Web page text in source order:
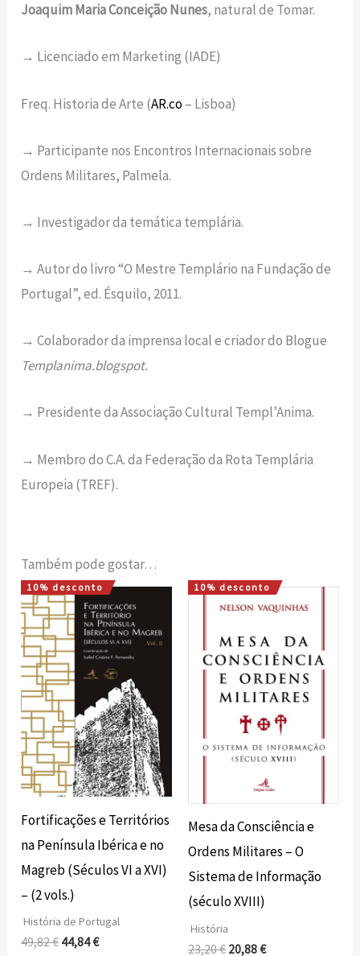
Joaquim Maria Conceição Nunes, natural de Tomar.
→ Licenciado em Marketing (IADE)
Freq. Historia de Arte (AR.co– Lisboa)
→ Participante nos Encontros In­ternacionais sobre
Ordens Mili­tares, Palmela.
→ Investigador da temática templária.
→ Autor do livro “O Mestre Templá­rio na Fundação de
Portugal”, ed. Ésquilo, 2011.
→ Colaborador da imprensa local e criador do Blogue
Templanima.blogspot.
→ Presidente da Associação Cultural Templ’Anima.
→ Membro do C.A. da Federação da Rota Templária
Europeia (TREF).
Também pode gostar…
10% desconto
Fortificações e Territórios
na Península Ibérica e no
Magreb (Séculos VI a XVI)
– (2 vols.)
História de Portugal
49,82€
O
preço
original
era:
49,82 €.
44,84€
O
preço
atual
é:
44,84 €.
10% desconto
Mesa da Consciência e
Ordens Militares – O
Sistema de Informação
(século XVIII)
História
23,20€
O
preço
era:
23,20 €.
20,88€
O
preço
é:
20,88 €.